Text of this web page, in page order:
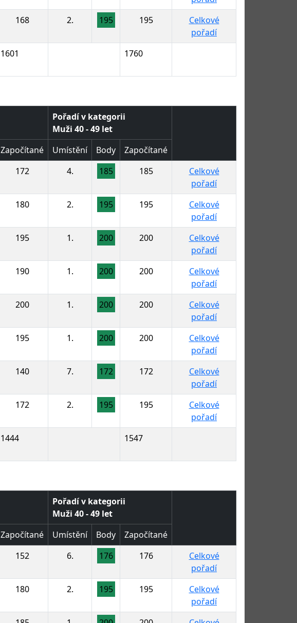
168 2. 195 195
Celkové
pořadí
1601 1760
Pořadí v kategorii
Muži 40 - 49 let
Započítané Umístění Body
Započítané
172 4. 185 185
Celkové
pořadí
180 2. 195 195
Celkové
pořadí
195 1. 200 200
Celkové
pořadí
190 1. 200 200
Celkové
pořadí
200 1. 200 200
Celkové
pořadí
195 1. 200 200
Celkové
pořadí
140 7. 172 172
Celkové
pořadí
172 2. 195 195
Celkové
pořadí
1444 1547
Pořadí v kategorii
Muži 40 - 49 let
Započítané Umístění Body
Započítané
152 6. 176 176
Celkové
pořadí
180 2. 195 195
Celkové
pořadí